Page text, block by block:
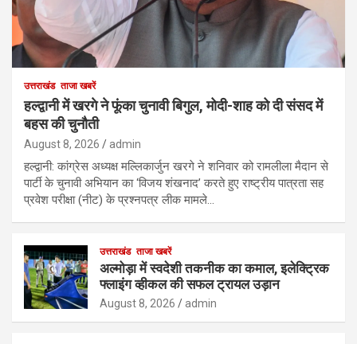
उत्तराखंड ताजा खबरें
हल्द्वानी में खरगे ने फूंका चुनावी बिगुल, मोदी-शाह को दी संसद में
बहस की चुनौती
August 8, 2026 admin
हल्द्वानी: कांग्रेस अध्यक्ष मल्लिकार्जुन खरगे ने शनिवार को रामलीला मैदान से
पार्टी के चुनावी अभियान का ‘विजय शंखनाद’ करते हुए राष्ट्रीय पात्रता सह
प्रवेश परीक्षा (नीट) के प्रश्नपत्र लीक मामले…
उत्तराखंड ताजा खबरें
अल्मोड़ा में स्वदेशी तकनीक का कमाल, इलेक्ट्रिक
फ्लाइंग व्हीकल की सफल ट्रायल उड़ान
August 8, 2026 admin